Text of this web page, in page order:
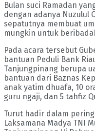
Bulan suci Ramadan
dengan adanya Nuzulul
sepatutnya membuat
mungkin untuk
Pada acara tersebut
bantuan Peduli Bank
Tanjungpinang berupa
bantuan dari Baznas
anak yatim dhuafa, 10
guru ngaji, dan 5 tahfiz
Turut hadir dalam
Laksamana Madya TNI